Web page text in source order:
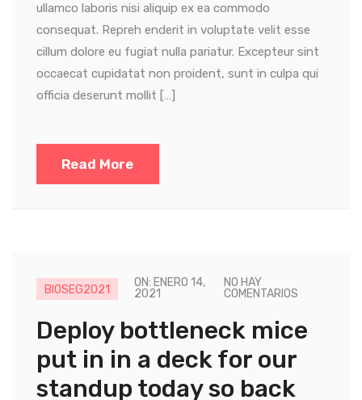
ullamco laboris nisi aliquip ex ea commodo
consequat. Repreh enderit in voluptate velit esse
cillum dolore eu fugiat nulla pariatur. Excepteur sint
occaecat cupidatat non proident, sunt in culpa qui
officia deserunt mollit […]
Read More
BIOSEG2021
ON: ENERO 14,
2021
NO HAY
COMENTARIOS
Deploy bottleneck mice
put in in a deck for our
standup today so back